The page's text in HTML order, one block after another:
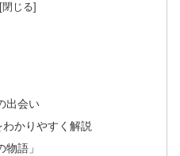
出会い
かりやすく解説
語」